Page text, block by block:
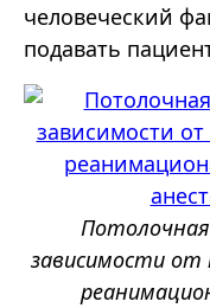
человеческий
подавать
Потолочная
зависимости